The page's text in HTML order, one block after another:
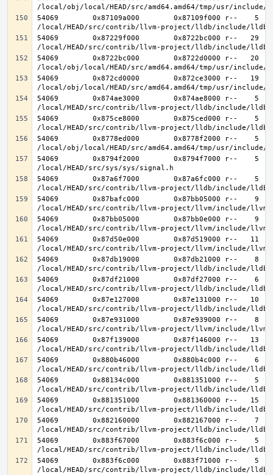
54069        0x87109a000        0x87109f000 r--    5
54069        0x87229f000        0x8722bc000 r--   29
54069        0x8722bc000        0x8722d0000 r--   20
54069        0x872cd0000        0x872ce3000 r--   19
54069        0x874ae3000        0x874ae8000 r--    5
54069        0x875ce8000        0x875ced000 r--    5
54069        0x8778ed000        0x8778f2000 r--    5
54069        0x8794f2000        0x8794f7000 r--    5
54069        0x87a6f7000        0x87a6fc000 r--    5
54069        0x87bafc000        0x87bb05000 r--    9
54069        0x87bb05000        0x87bb0e000 r--    9
54069        0x87d50e000        0x87d519000 r--   11
54069        0x87db19000        0x87db21000 r--    8
54069        0x87df21000        0x87df27000 r--    6
54069        0x87e127000        0x87e131000 r--   10
54069        0x87e931000        0x87e939000 r--    8
54069        0x87f139000        0x87f146000 r--   13
54069        0x880b46000        0x880b4c000 r--    6
54069        0x88134c000        0x881351000 r--    5
54069        0x881351000        0x881360000 r--   15
54069        0x882160000        0x882167000 r--    7
54069        0x883f67000        0x883f6c000 r--    5
54069        0x883f6c000        0x883f71000 r--    5